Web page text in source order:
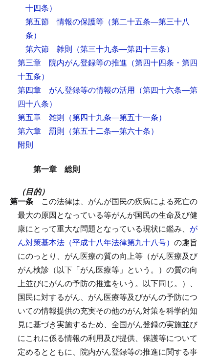
十四条）
第五節 情報の保護等 （第二十五条―第三十八
条）
第六節 雑則 （第三十九条―第四十三条）
第三章 院内がん登録等の推進 （第四十四条・第四
十五条）
第四章 がん登録等の情報の活用 （第四十六条―第
四十八条）
第五章 雑則 （第四十九条―第五十一条）
第六章 罰則 （第五十二条―第六十条）
附則
第一章 総則
（目的）
第一条 この法律は、がんが国民の疾病による死亡の
最大の原因となっている等がんが国民の生命及び健
康にとって重大な問題となっている現状に鑑み、 が
ん対策基本法（平成十八年法律第九十八号） の趣旨
にのっとり、がん医療の質の向上等（がん医療及び
がん検診（以下「がん医療等」という。）の質の向
上並びにがんの予防の推進をいう。以下同じ。）、
国民に対するがん、がん医療等及びがんの予防につ
いての情報提供の充実その他のがん対策を科学的知
見に基づき実施するため、全国がん登録の実施並び
にこれに係る情報の利用及び提供、保護等について
定めるとともに、院内がん登録等の推進に関する事